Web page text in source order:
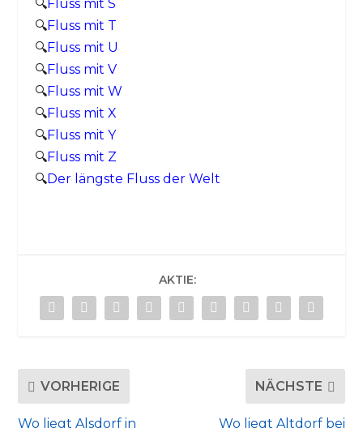
🔍Fluss mit S
🔍Fluss mit T
🔍Fluss mit U
🔍Fluss mit V
🔍Fluss mit W
🔍Fluss mit X
🔍Fluss mit Y
🔍Fluss mit Z
🔍Der längste Fluss der Welt
AKTIE:
VORHERIGE
Wo liegt Alsdorf in
NÄCHSTE
Wo liegt Altdorf bei